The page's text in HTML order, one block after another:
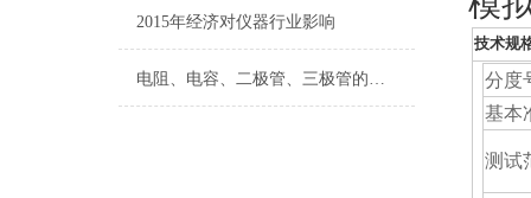
2015年经济对仪器行业影响
电阻、电容、二极管、三极管的测试
技术规
分度
基本
测试